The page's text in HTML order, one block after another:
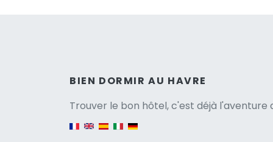
BIEN DORMIR AU HAVRE
Trouver le bon hôtel, c'est déjà l'aventure